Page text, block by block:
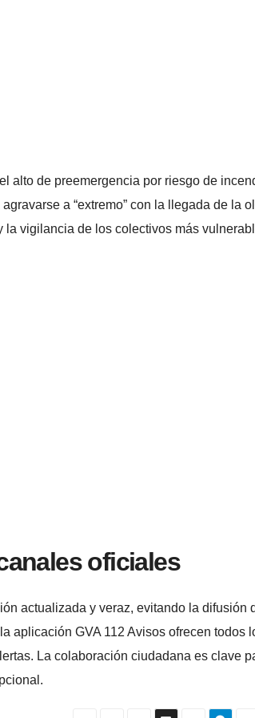
alto de preemergencia por riesgo de
a “extremo” con la llegada de la
la vigilancia de los colectivos más
oficiales
actualizada y veraz, evitando la difusión
aplicación GVA 112 Avisos ofrecen todos
La colaboración ciudadana es clave